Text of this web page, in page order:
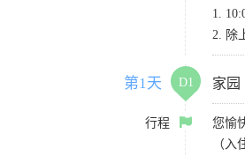
1.
2. 除
第1天 D1 家园
行程
您愉
（入